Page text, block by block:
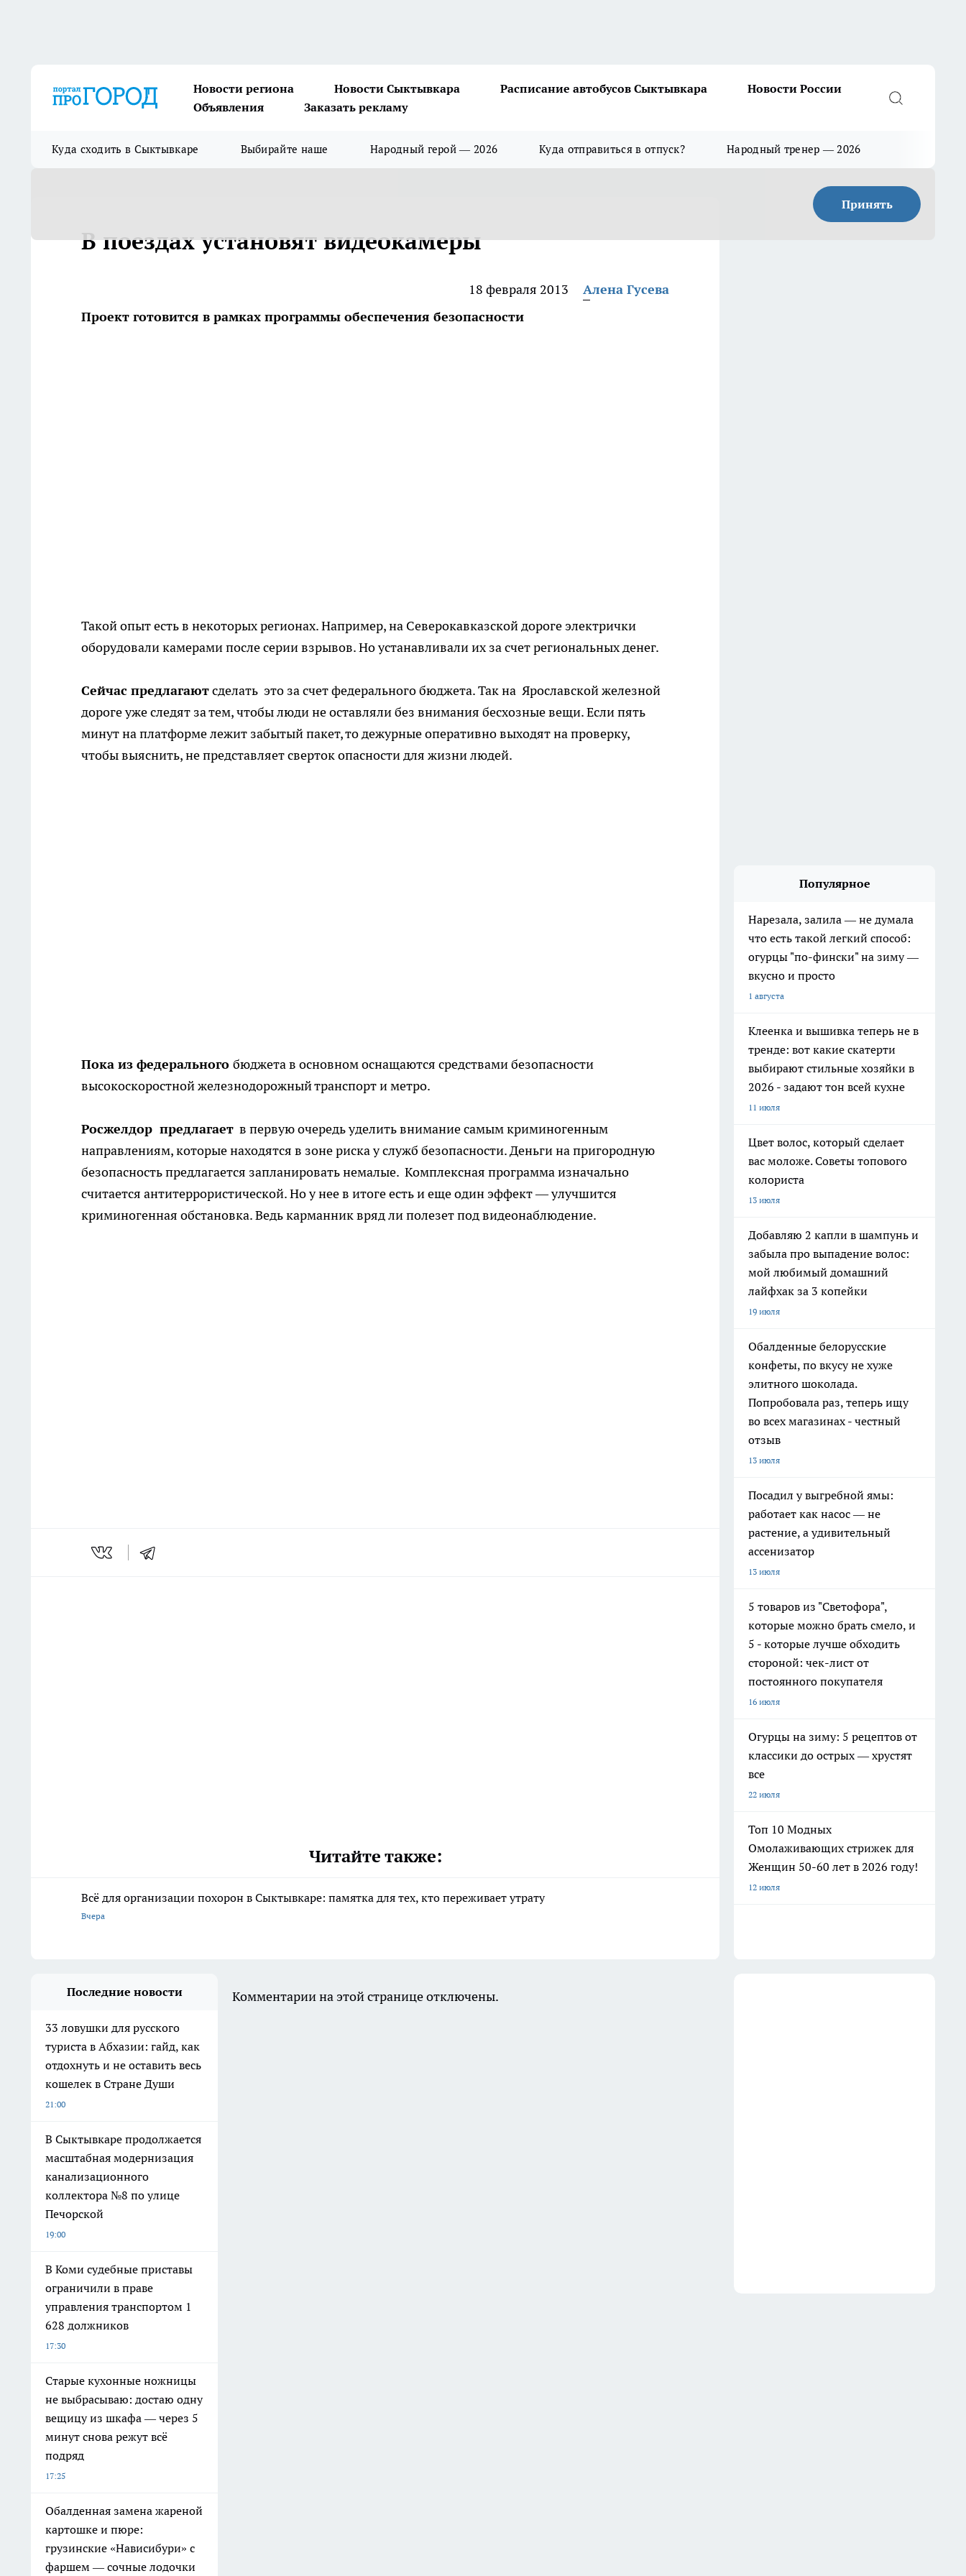
Новости региона Новости Сыктывкара Расписание автобусов Сыктывкара
Новости России
Объявления
Заказать рекламу
Куда сходить в Сыктывкаре Выбирайте наше Народный герой — 2026 Куда отправиться в отпуск? Народный тренер — 2026
Принять
В поездах установят видеокамеры
18 февраля 2013
Алена Гусева
Проект готовится в рамках программы обеспечения безопасности
Такой опыт есть в некоторых регионах. Например, на Северокавказской дороге электрички
оборудовали камерами после серии взрывов. Но устанавливали их за счет региональных денег.
Сейчас предлагаютсделать это за счет федерального бюджета. Так на Ярославской железной
дороге уже следят за тем, чтобы люди не оставляли без внимания бесхозные вещи. Если пять
минут на платформе лежит забытый пакет, то дежурные оперативно выходят на проверку,
чтобы выяснить, не представляет сверток опасности для жизни людей.
Пока из федерального бюджета в основном оснащаются средствами безопасности
высокоскоростной железнодорожный транспорт и метро.
Росжелдор предлагает в первую очередь уделить внимание самым криминогенным
направлениям, которые находятся в зоне риска у служб безопасности. Деньги на пригородную
безопасность предлагается запланировать немалые. Комплексная программа изначально
считается антитеррористической. Но у нее в итоге есть и еще один эффект — улучшится
криминогенная обстановка. Ведь карманник вряд ли полезет под видеонаблюдение.
Читайте также:
Всё для организации похорон в Сыктывкаре: памятка для тех, кто переживает утрату
Вчера
Популярное
Нарезала, залила — не думала
что есть такой легкий способ:
огурцы "по-фински" на зиму —
вкусно и просто
1 августа
Клеенка и вышивка теперь не в
тренде: вот какие скатерти
выбирают стильные хозяйки в
2026 - задают тон всей кухне
11 июля
Цвет волос, который сделает
вас моложе. Советы топового
колориста
13 июля
Добавляю 2 капли в шампунь и
забыла про выпадение волос:
мой любимый домашний
лайфхак за 3 копейки
19 июля
Обалденные белорусские
конфеты, по вкусу не хуже
элитного шоколада.
Попробовала раз, теперь ищу
во всех магазинах - честный
отзыв
13 июля
Посадил у выгребной ямы:
работает как насос — не
растение, а удивительный
ассенизатор
13 июля
5 товаров из "Светофора",
которые можно брать смело, и
5 - которые лучше обходить
стороной: чек-лист от
постоянного покупателя
16 июля
Огурцы на зиму: 5 рецептов от
классики до острых — хрустят
все
22 июля
Топ 10 Модных
Омолаживающих стрижек для
Женщин 50-60 лет в 2026 году!
12 июля
Последние новости
33 ловушки для русского
туриста в Абхазии: гайд, как
отдохнуть и не оставить весь
кошелек в Стране Души
21:00
В Сыктывкаре продолжается
масштабная модернизация
канализационного
коллектора №8 по улице
Печорской
19:00
В Коми судебные приставы
ограничили в праве
управления транспортом 1
628 должников
17:30
Старые кухонные ножницы
не выбрасываю: достаю одну
вещицу из шкафа — через 5
минут снова режут всё
подряд
17:25
Обалденная замена жареной
картошке и пюре:
грузинские «Нависибури» с
фаршем — сочные лодочки
Комментарии на этой странице отключены.